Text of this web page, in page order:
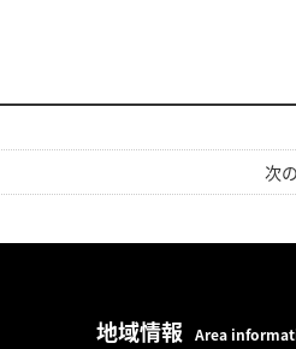
次
地域情報 Area